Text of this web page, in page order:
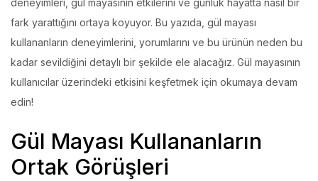
deneyimleri, gül mayasının etkilerini ve günlük hayatta nasıl bir
fark yarattığını ortaya koyuyor. Bu yazıda, gül mayası
kullananların deneyimlerini, yorumlarını ve bu ürünün neden bu
kadar sevildiğini detaylı bir şekilde ele alacağız. Gül mayasının
kullanıcılar üzerindeki etkisini keşfetmek için okumaya devam
edin!
Gül Mayası Kullananların
Ortak Görüşleri